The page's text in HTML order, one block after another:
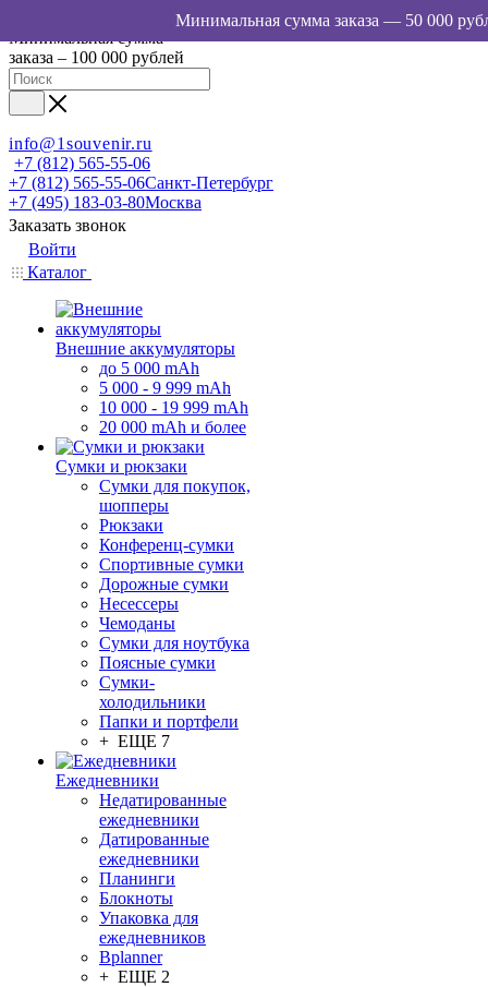
Минимальная сумма
заказа – 100 000 рублей
info@1souvenir.ru
+7 (812) 565-55-06
+7 (812) 565-55-06Санкт-Петербург
+7 (495) 183-03-80Москва
Заказать звонок
Войти
Каталог
Внешние аккумуляторы
до 5 000 mAh
5 000 - 9 999 mAh
10 000 - 19 999 mAh
20 000 mAh и более
Сумки и рюкзаки
Сумки для покупок,
шопперы
Рюкзаки
Конференц-сумки
Спортивные сумки
Дорожные сумки
Несессеры
Чемоданы
Сумки для ноутбука
Поясные сумки
Сумки-
холодильники
Папки и портфели
+ ЕЩЕ 7
Ежедневники
Недатированные
ежедневники
Датированные
ежедневники
Планинги
Блокноты
Упаковка для
ежедневников
Bplanner
+ ЕЩЕ 2